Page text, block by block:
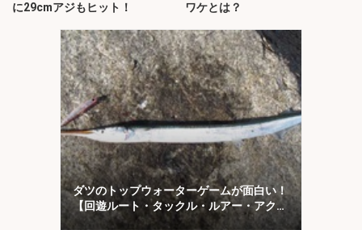
に29cmアジもヒット！
ワケとは？
ダツのトップウォーターゲームが面白い！
【回遊ルート・タックル・ルアー・アクシ
ョンを解説】